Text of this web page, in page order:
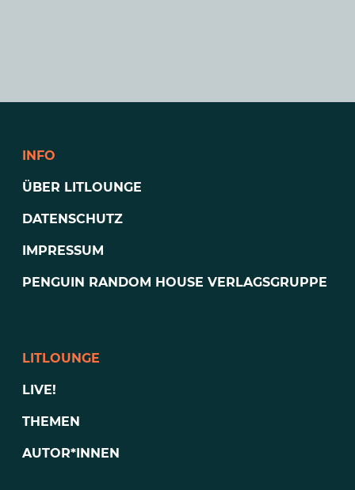
INFO
ÜBER LITLOUNGE
DATENSCHUTZ
IMPRESSUM
PENGUIN RANDOM HOUSE VERLAGSGRUPPE
LITLOUNGE
LIVE!
THEMEN
AUTOR*INNEN